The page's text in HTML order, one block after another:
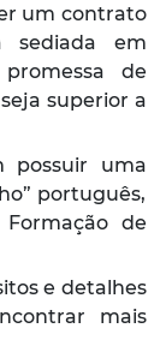
um contrato
sediada em
de
superior a
possuir uma
português,
de
e detalhes
mais